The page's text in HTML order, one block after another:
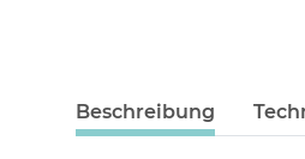
Beschreibung